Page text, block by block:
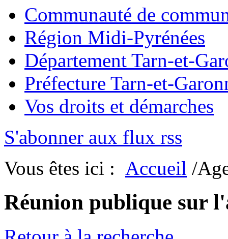
Communauté de
Région Midi-Pyrénées
Département Tarn-et-
Préfecture Tarn-et-
Vos droits et démarches
S'abonner aux flux rss
Vous êtes ici : Accueil /
Réunion publique sur